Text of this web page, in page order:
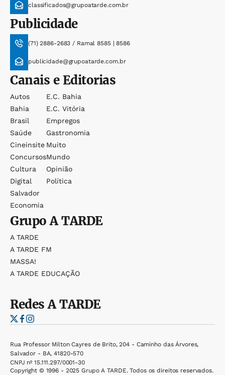
classificados@grupoatarde.com.br
Publicidade
(71) 2886-2683 / Ramal 8585 | 8586
publicidade@grupoatarde.com.br
Canais e Editorias
Autos
Bahia
Brasil
Saúde
Cineinsite
Concursos
Cultura
Digital
Salvador
Economia
E.c. Bahia
E.c. Vitória
Empregos
Gastronomia
Muito
Mundo
Opinião
Política
GrupoA TARDE
A TARDE
A TARDE FM
MASSA!
A TARDE EDUCAÇÃO
RedesA TARDE
Rua Professor Milton Cayres de Brito, 204 - Caminho das Árvores,
Salvador - BA, 41820-570
CNPJ nº 15.111.297/0001-30
Copyright © 1996 - 2025 Grupo A TARDE. Todos os direitos reservados.